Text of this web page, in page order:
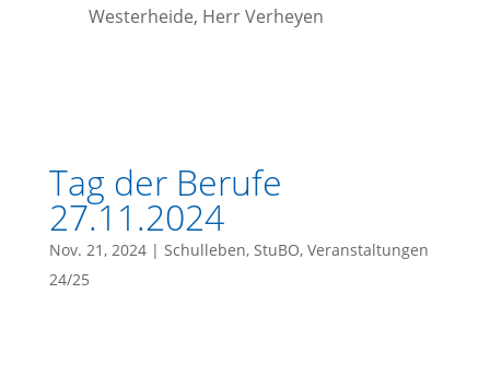
Westerheide, Herr Verheyen
Tag der Berufe
27.11.2024
Nov. 21, 2024| Schulleben, StuBO, Veranstaltungen
24/25